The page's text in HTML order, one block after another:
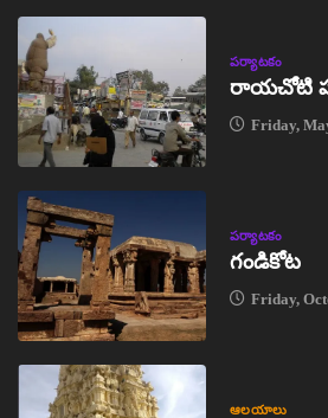
పర్యాటకం
రాయచోటి
Friday,
పర్యాటకం
గండికోట
Friday,
ఆలయాలు